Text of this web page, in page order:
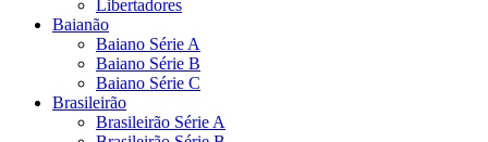
Libertadores
Baianão
Baiano Série A
Baiano Série B
Baiano Série C
Brasileirão
Brasileirão Série A